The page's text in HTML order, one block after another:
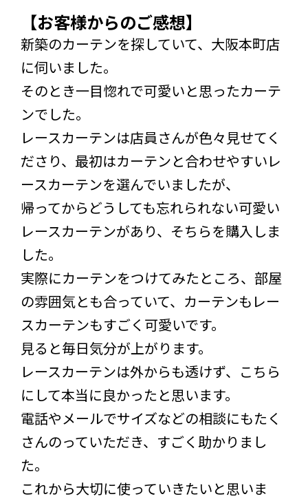
【お客様からのご感想】
新築のカーテンを探していて、大阪本町店
に伺いました。
そのとき一目惚れで可愛いと思ったカーテ
ンでした。
レースカーテンは店員さんが色々見せてく
ださり、最初はカーテンと合わせやすいレ
ースカーテンを選んでいましたが、
帰ってからどうしても忘れられない可愛い
レースカーテンがあり、そちらを購入しま
した。
実際にカーテンをつけてみたところ、部屋
の雰囲気とも合っていて、カーテンもレー
スカーテンもすごく可愛いです。
見ると毎日気分が上がります。
レースカーテンは外からも透けず、こちら
にして本当に良かったと思います。
電話やメールでサイズなどの相談にもたく
さんのっていただき、すごく助かりまし
た。
これから大切に使っていきたいと思いま